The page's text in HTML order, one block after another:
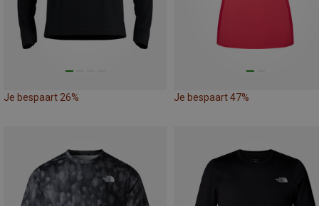
Je bespaart 26% Je bespaart 47%